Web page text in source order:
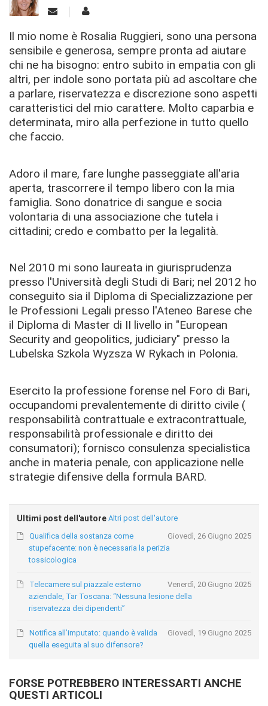
Il mio nome è Rosalia Ruggieri, sono una persona
sensibile e generosa, sempre pronta ad aiutare
chi ne ha bisogno: entro subito in empatia con gli
altri, per indole sono portata più ad ascoltare che
a parlare, riservatezza e discrezione sono aspetti
caratteristici del mio carattere. Molto caparbia e
determinata, miro alla perfezione in tutto quello
che faccio.
Adoro il mare, fare lunghe passeggiate all'aria
aperta, trascorrere il tempo libero con la mia
famiglia. Sono donatrice di sangue e socia
volontaria di una associazione che tutela i
cittadini; credo e combatto per la legalità.
Nel 2010 mi sono laureata in giurisprudenza
presso l'Università degli Studi di Bari; nel 2012 ho
conseguito sia il Diploma di Specializzazione per
le Professioni Legali presso l'Ateneo Barese che
il Diploma di Master di II livello in "European
Security and geopolitics, judiciary" presso la
Lubelska Szkola Wyzsza W Rykach in Polonia.
Esercito la professione forense nel Foro di Bari,
occupandomi prevalentemente di diritto civile (
responsabilità contrattuale e extracontrattuale,
responsabilità professionale e diritto dei
consumatori); fornisco consulenza specialistica
anche in materia penale, con applicazione nelle
strategie difensive della formula BARD.
Ultimi post dell'autore Altri post dell'autore
Giovedì, 26 Giugno 2025
Qualifica della sostanza come
stupefacente: non è necessaria la perizia
tossicologica
Venerdì, 20 Giugno 2025
Telecamere sul piazzale esterno
aziendale, Tar Toscana: “Nessuna lesione della
riservatezza dei dipendenti”
Giovedì, 19 Giugno 2025
Notifica all’imputato: quando è valida
quella eseguita al suo difensore?
FORSE POTREBBERO INTERESSARTI ANCHE
QUESTI ARTICOLI